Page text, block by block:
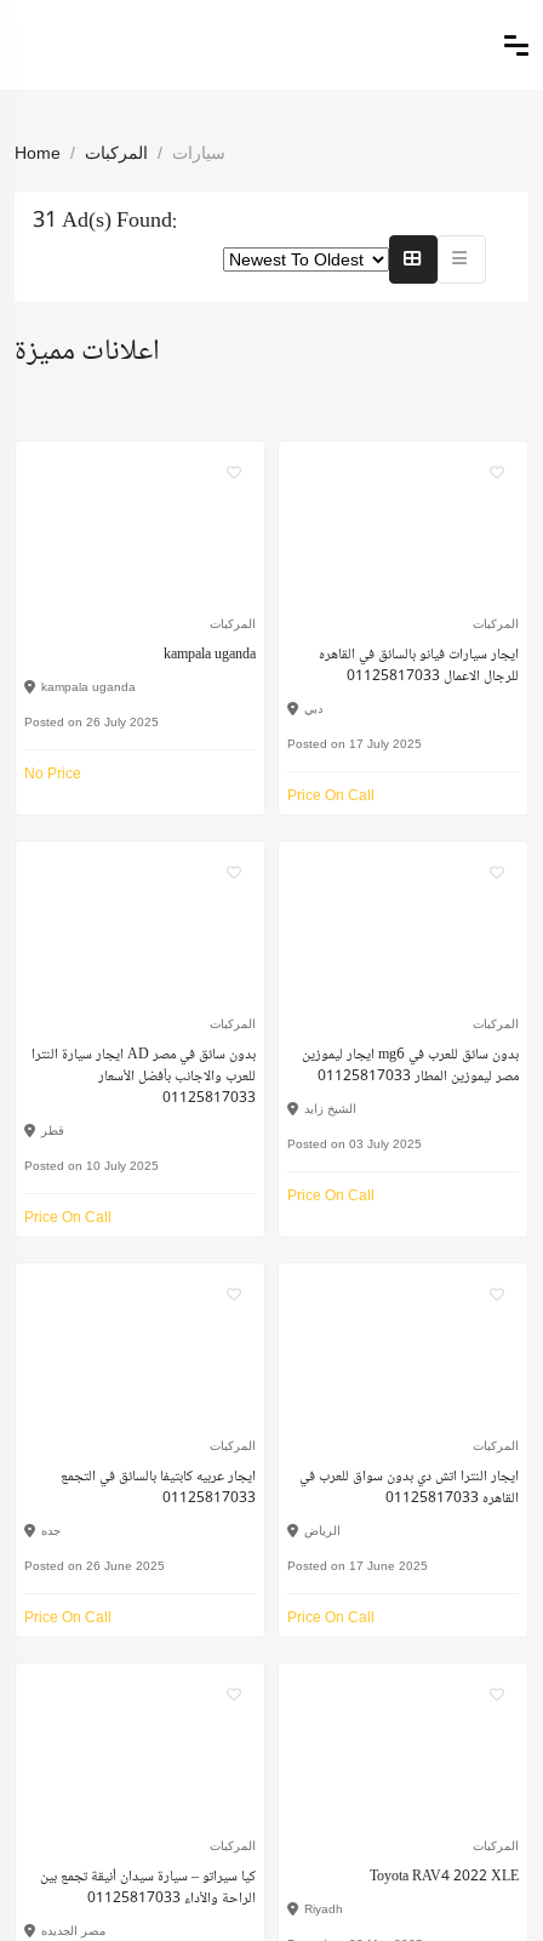
Home المركبات سيارات
31 Ad(s) Found:
اعلانات مميزة
المركبات
kampala uganda
kampala uganda
Posted on 26 July 2025
No Price
المركبات
ايجار سيارات فيانو بالسائق في القاهره
للرجال الاعمال 01125817033
دبي
Posted on 17 July 2025
Price On Call
المركبات
ايجار سيارة النترا AD بدون سائق في مصر
للعرب والاجانب بأفضل الأسعار
01125817033
قطر
Posted on 10 July 2025
Price On Call
المركبات
ايجار ليموزين mg6 بدون سائق للعرب في
مصر ليموزين المطار 01125817033
الشيخ زايد
Posted on 03 July 2025
Price On Call
المركبات
ايجار عربيه كابتيفا بالسائق في التجمع
01125817033
جده
Posted on 26 June 2025
Price On Call
المركبات
ايجار النترا اتش دي بدون سواق للعرب في
القاهره 01125817033
الرياض
Posted on 17 June 2025
Price On Call
المركبات
كيا سيراتو – سيارة سيدان أنيقة تجمع بين
الراحة والأداء 01125817033
مصر الجديده
المركبات
Toyota RAV4 2022 XLE
Riyadh